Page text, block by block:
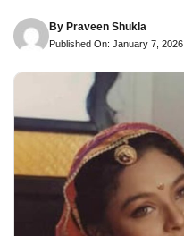
By Praveen Shukla
Published On: January 7, 2026